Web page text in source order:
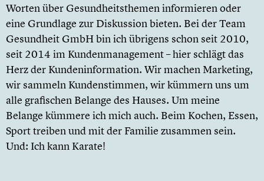
Worten über Gesundheitsthemen informieren oder
eine Grundlage zur Diskussion bieten. Bei der Team
Gesundheit GmbH bin ich übrigens schon seit 2010,
seit 2014 im Kundenmanagement – hier schlägt das
Herz der Kundeninformation. Wir machen Marketing,
wir sammeln Kundenstimmen, wir kümmern uns um
alle grafischen Belange des Hauses. Um meine
Belange kümmere ich mich auch. Beim Kochen, Essen,
Sport treiben und mit der Familie zusammen sein.
Und: Ich kann Karate!